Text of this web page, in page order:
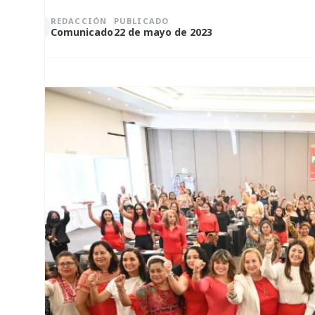
REDACCIÓN
Comunicado
PUBLICADO
22 de mayo de 2023